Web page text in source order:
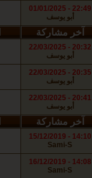
22:49 - 01/01/2025
أبو يوسف
آخر مشاركة
20:32 - 22/03/2025
أبو يوسف
20:35 - 22/03/2025
أبو يوسف
20:41 - 22/03/2025
أبو يوسف
آخر مشاركة
14:10 - 15/12/2019
Sami-S
14:08 - 16/12/2019
Sami-S